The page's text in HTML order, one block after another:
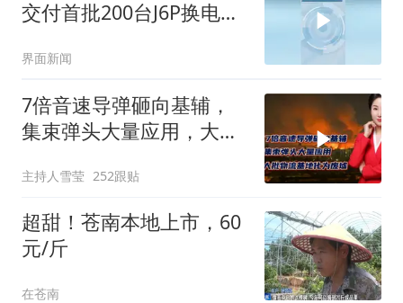
交付首批200台J6P换电牵
界面新闻
7倍音速导弹砸向基辅，
集束弹头大量应用，大批
主持人雪莹 252跟贴
超甜！苍南本地上市，60
元/斤
在苍南